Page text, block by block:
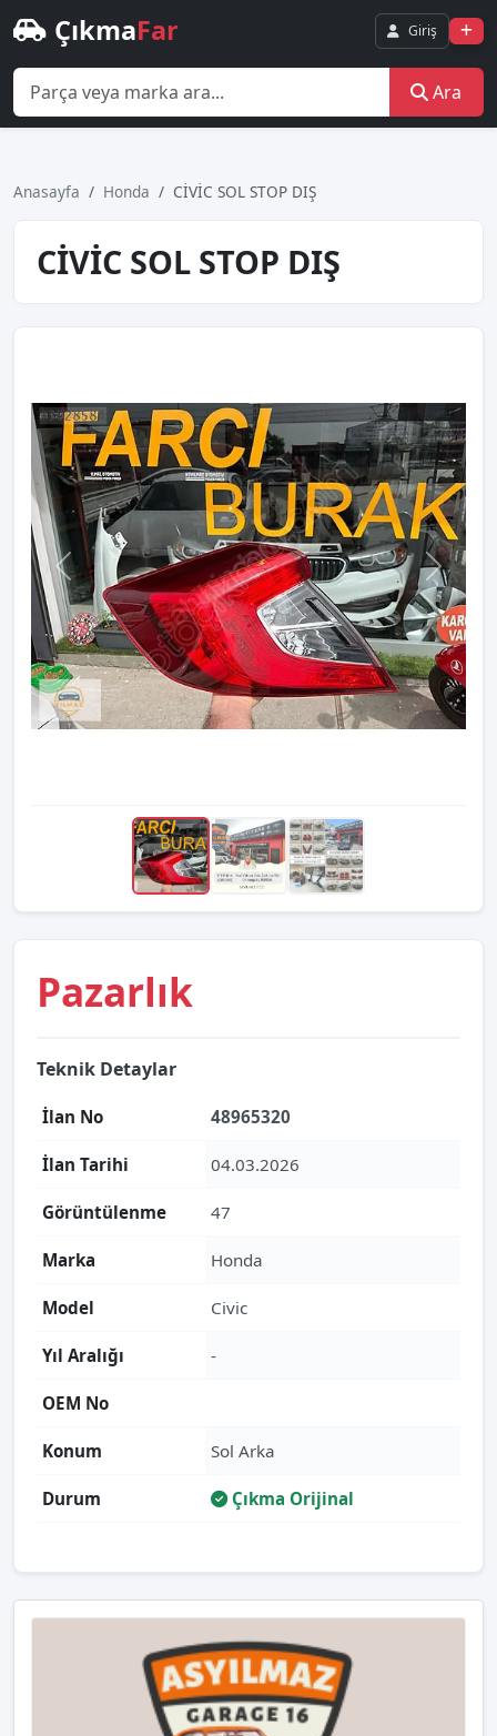
ÇıkmaFar Giriş
Ara
Anasayfa Honda CİVİC SOL STOP DIŞ
CİVİC SOL STOP DIŞ
Pazarlık
Teknik Detaylar
İlan No 48965320
İlan Tarihi 04.03.2026
Görüntülenme 47
Marka Honda
Model Civic
Yıl Aralığı -
OEM No
Konum Sol Arka
Durum Çıkma Orijinal